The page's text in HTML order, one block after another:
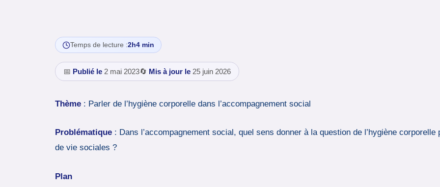
Temps de lecture :2h4 min
📅 Publié le 2 mai 2023🔄 Mis à jour le 25 juin 2026
Thème : Parler de l’hygiène corporelle dans l’accompagnement social
Problématique : Dans l’accompagnement social, quel sens donner à la question de l’hygiène
de vie sociales ?
Plan